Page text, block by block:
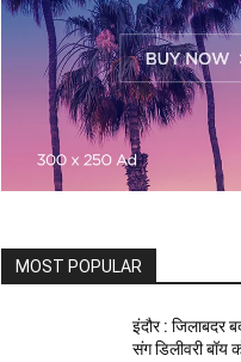
MOST POPULAR
इंदौर : जिलाबदर
संग डिलीवरी बॉय